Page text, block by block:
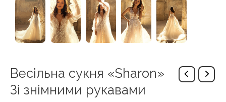
Весільна сукня «Sharon»
Зі знімними рукавами